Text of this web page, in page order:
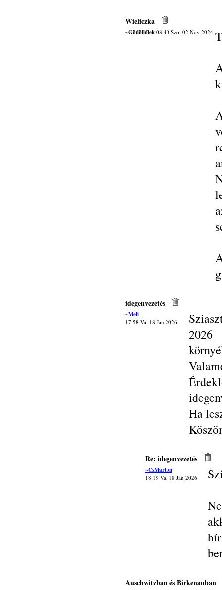
Wieliczka
~Gödöllőiek08:40 Szo, 02 Nov 2024
idegenvezetés
~Meli
17:58 Va, 18 Jan 2026
2026
Ha
Re: idegenvezetés
~CsMarton
18:19 Va, 18 Jan 2026
Auschwitzban és Birkenauban